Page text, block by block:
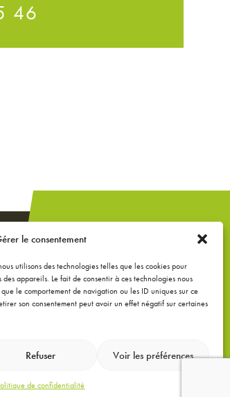
le consentement
utilisons des technologies telles que les cookies pour
appareils. Le fait de consentir à ces technologies nous
le comportement de navigation ou les ID uniques sur ce
son consentement peut avoir un effet négatif sur certaines
Refuser Voir les préférences
de confidentialité
46
Un projet de
extension ou
rénovation ?